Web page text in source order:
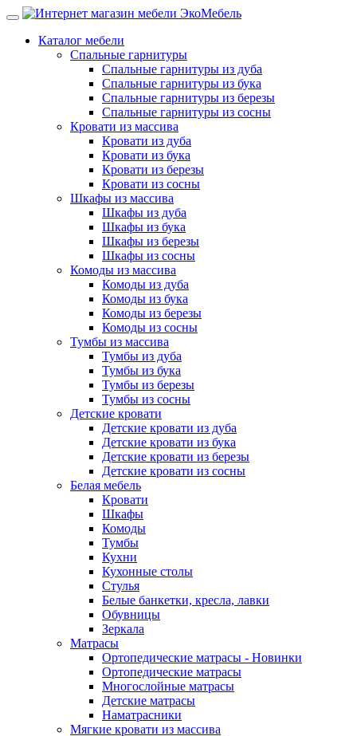
Каталог мебели
Спальные гарнитуры
Спальные гарнитуры из дуба
Спальные гарнитуры из бука
Спальные гарнитуры из березы
Спальные гарнитуры из сосны
Кровати из массива
Кровати из дуба
Кровати из бука
Кровати из березы
Кровати из сосны
Шкафы из массива
Шкафы из дуба
Шкафы из бука
Шкафы из березы
Шкафы из сосны
Комоды из массива
Комоды из дуба
Комоды из бука
Комоды из березы
Комоды из сосны
Тумбы из массива
Тумбы из дуба
Тумбы из бука
Тумбы из березы
Тумбы из сосны
Детские кровати
Детские кровати из дуба
Детские кровати из бука
Детские кровати из березы
Детские кровати из сосны
Белая мебель
Кровати
Шкафы
Комоды
Тумбы
Кухни
Кухонные столы
Стулья
Белые банкетки, кресла, лавки
Обувницы
Зеркала
Матрасы
Ортопедические матрасы - Новинки
Ортопедические матрасы
Многослойные матрасы
Детские матрасы
Наматрасники
Мягкие кровати из массива